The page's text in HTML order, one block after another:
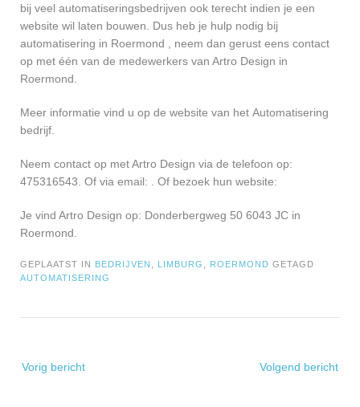
bij veel automatiseringsbedrijven ook terecht indien je een
website wil laten bouwen. Dus heb je hulp nodig bij
automatisering in Roermond , neem dan gerust eens contact
op met één van de medewerkers van Artro Design in
Roermond.
Meer informatie vind u op de website van het Automatisering
bedrijf.
Neem contact op met Artro Design via de telefoon op:
475316543. Of via email:
. Of bezoek hun website:
Je vind Artro Design op: Donderbergweg 50 6043 JC in
Roermond.
GEPLAATST IN BEDRIJVEN LIMBURG ROERMOND GETAGD
AUTOMATISERING
navigatie
Vorig bericht Volgend bericht